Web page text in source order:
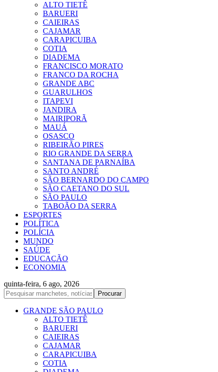
ALTO TIETÊ
BARUERI
CAIEIRAS
CAJAMAR
CARAPICUIBA
COTIA
DIADEMA
FRANCISCO MORATO
FRANCO DA ROCHA
GRANDE ABC
GUARULHOS
ITAPEVI
JANDIRA
MAIRIPORÃ
MAUÁ
OSASCO
RIBEIRÃO PIRES
RIO GRANDE DA SERRA
SANTANA DE PARNAÍBA
SANTO ANDRÉ
SÃO BERNARDO DO CAMPO
SÃO CAETANO DO SUL
SÃO PAULO
TABOÃO DA SERRA
ESPORTES
POLÍTICA
POLÍCIA
MUNDO
SAÚDE
EDUCAÇÃO
ECONOMIA
quinta-feira, 6 ago, 2026
GRANDE SÃO PAULO
ALTO TIETÊ
BARUERI
CAIEIRAS
CAJAMAR
CARAPICUIBA
COTIA